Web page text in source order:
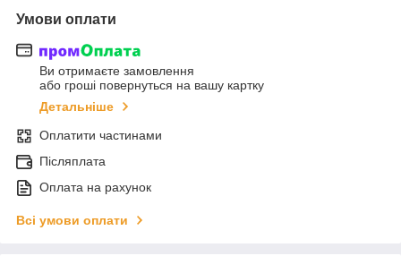
Умови оплати
Ви отримаєте замовлення
або гроші повернуться на вашу картку
Детальніше
Оплатити частинами
Післяплата
Оплата на рахунок
Всі умови оплати